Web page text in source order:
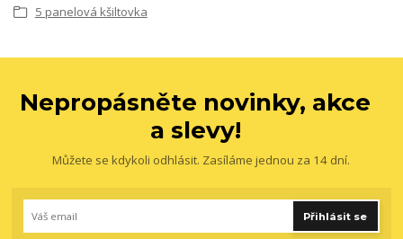
5 panelová kšiltovka
Nepropásněte novinky, akce
a slevy!
Můžete se kdykoli odhlásit. Zasíláme jednou za 14 dní.
Přihlásit se